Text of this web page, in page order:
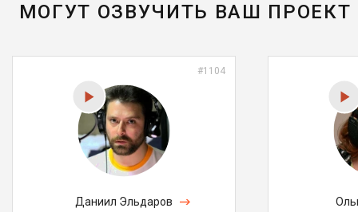
МОГУТ ОЗВУЧИТЬ ВАШ ПРОЕКТ
#1104
Даниил Эльдаров